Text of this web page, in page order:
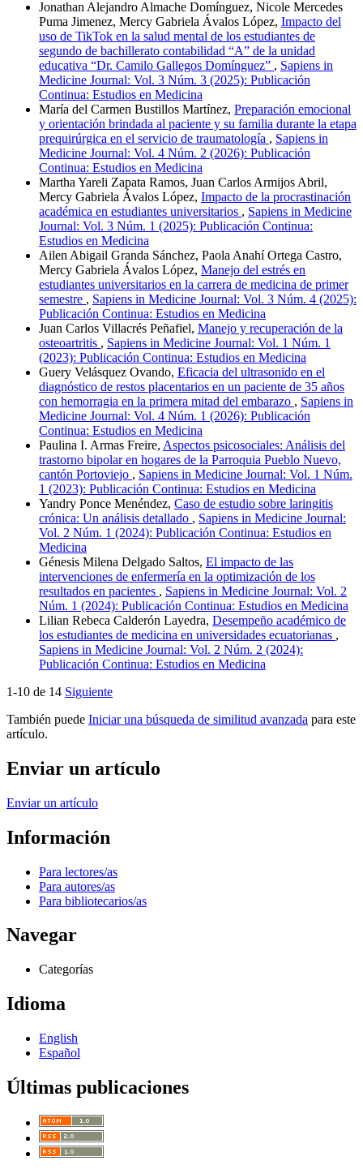
Jonathan Alejandro Almache Domínguez, Nicole Mercedes
Puma Jimenez, Mercy Gabriela Ávalos López, Impacto del
uso de TikTok en la salud mental de los estudiantes de
segundo de bachillerato contabilidad “A” de la unidad
educativa “Dr. Camilo Gallegos Domínguez” , Sapiens in
Medicine Journal: Vol. 3 Núm. 3 (2025): Publicación
Continua: Estudios en Medicina
María del Carmen Bustillos Martínez, Preparación emocional
y orientación brindada al paciente y su familia durante la etapa
prequirúrgica en el servicio de traumatología , Sapiens in
Medicine Journal: Vol. 4 Núm. 2 (2026): Publicación
Continua: Estudios en Medicina
Martha Yareli Zapata Ramos, Juan Carlos Armijos Abril,
Mercy Gabriela Ávalos López, Impacto de la procrastinación
académica en estudiantes universitarios , Sapiens in Medicine
Journal: Vol. 3 Núm. 1 (2025): Publicación Continua:
Estudios en Medicina
Ailen Abigail Granda Sánchez, Paola Anahí Ortega Castro,
Mercy Gabriela Ávalos López, Manejo del estrés en
estudiantes universitarios en la carrera de medicina de primer
semestre , Sapiens in Medicine Journal: Vol. 3 Núm. 4 (2025):
Publicación Continua: Estudios en Medicina
Juan Carlos Villacrés Peñafiel, Manejo y recuperación de la
osteoartritis , Sapiens in Medicine Journal: Vol. 1 Núm. 1
(2023): Publicación Continua: Estudios en Medicina
Guery Velásquez Ovando, Eficacia del ultrasonido en el
diagnóstico de restos placentarios en un paciente de 35 años
con hemorragia en la primera mitad del embarazo , Sapiens in
Medicine Journal: Vol. 4 Núm. 1 (2026): Publicación
Continua: Estudios en Medicina
Paulina I. Armas Freire, Aspectos psicosociales: Análisis del
trastorno bipolar en hogares de la Parroquia Pueblo Nuevo,
cantón Portoviejo , Sapiens in Medicine Journal: Vol. 1 Núm.
1 (2023): Publicación Continua: Estudios en Medicina
Yandry Ponce Menéndez, Caso de estudio sobre laringitis
crónica: Un análisis detallado , Sapiens in Medicine Journal:
Vol. 2 Núm. 1 (2024): Publicación Continua: Estudios en
Medicina
Génesis Milena Delgado Saltos, El impacto de las
intervenciones de enfermería en la optimización de los
resultados en pacientes , Sapiens in Medicine Journal: Vol. 2
Núm. 1 (2024): Publicación Continua: Estudios en Medicina
Lilian Rebeca Calderón Layedra, Desempeño académico de
los estudiantes de medicina en universidades ecuatorianas ,
Sapiens in Medicine Journal: Vol. 2 Núm. 2 (2024):
Publicación Continua: Estudios en Medicina
1-10 de 14 Siguiente
También puede Iniciar una búsqueda de similitud avanzada para este
artículo.
Enviar un artículo
Enviar un artículo
Información
Para lectores/as
Para autores/as
Para bibliotecarios/as
Navegar
Categorías
Idioma
English
Español
Últimas publicaciones